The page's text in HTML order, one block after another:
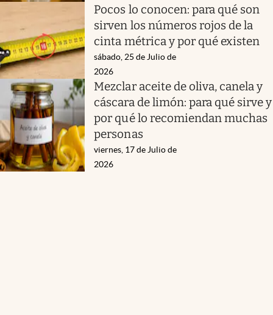
Pocos lo conocen: para qué son
sirven los números rojos de la
cinta métrica y por qué existen
sábado, 25 de Julio de
2026
Mezclar aceite de oliva, canela y
cáscara de limón: para qué sirve y
por qué lo recomiendan muchas
personas
viernes, 17 de Julio de
2026